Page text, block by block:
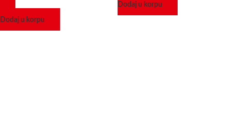
Dodaj u korpu
Dodaj u korpu